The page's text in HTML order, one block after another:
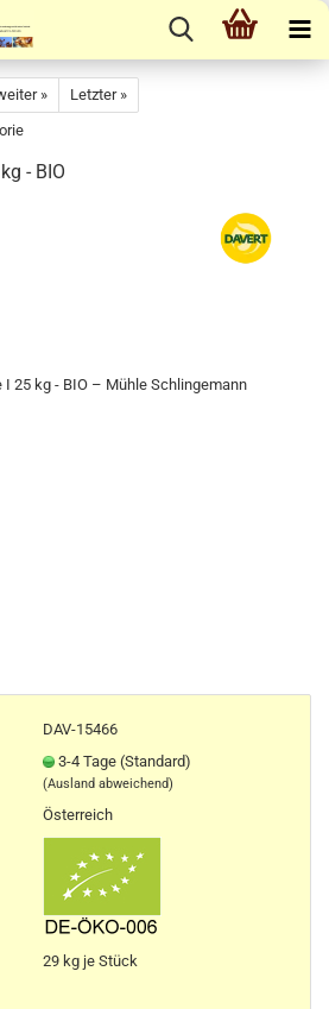
»
Letzter »
- BIO
DAV-15466
3-4 Tage (Standard)
(Ausland abweichend)
Österreich
29kg je Stück